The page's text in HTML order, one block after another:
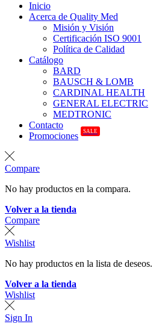
Inicio
Acerca de Quality Med
Misión y Visión
Certificación ISO 9001
Política de Calidad
Catálogo
BARD
BAUSCH & LOMB
CARDINAL HEALTH
GENERAL ELECTRIC
MEDTRONIC
Contacto
Promociones
SALE
Compare
No hay productos en la compara.
Volver a la tienda
Compare
Wishlist
No hay productos en la lista de deseos.
Volver a la tienda
Wishlist
Sign In